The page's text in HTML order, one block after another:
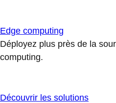
Edge computing
Déployez plus près de la
computing.
Découvrir les solutions